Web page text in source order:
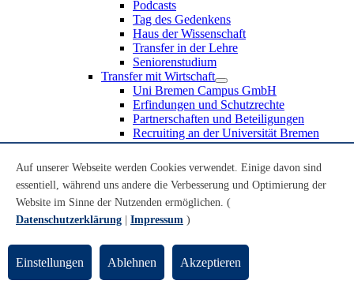
Podcasts
Tag des Gedenkens
Haus der Wissenschaft
Transfer in der Lehre
Seniorenstudium
Transfer mit Wirtschaft
Uni Bremen Campus GmbH
Erfindungen und Schutzrechte
Partnerschaften und Beteiligungen
Recruiting an der Universität Bremen
Weiterbildung an der Universität Bremen
Transfer mit Schule
Schülerinnen und Schüler
MINT-Schnupperstudium
Schulklassen
Lehrkräfte
UniTransfer - Servicestelle für Transferaktivitäten
Transfermagazin der Universität Bremen
Auf unserer Webseite werden Cookies verwendet. Einige davon sind
essentiell, während uns andere die Verbesserung und Optimierung der
Website im Sinne der Nutzenden ermöglichen. (
Datenschutzerklärung
Impressum )
Einstellungen Ablehnen Akzeptieren